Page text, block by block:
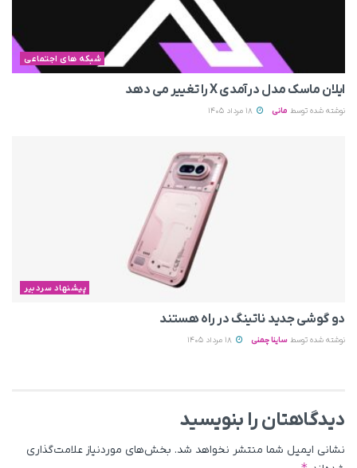
شبکه های اجتماعی
ایلان ماسک مدل درآمدی X را تغییر می‌ دهد
نوشته شده توسط مانی
پیشنهاد سردبیر
دو گوشی جدید ناتینگ در راه هستند
نوشته شده توسط ساینا چمنی
دیدگاهتان را بنویسید
نشانی ایمیل شما منتشر نخواهد شد. بخش‌های موردنیاز علامت‌گذاری